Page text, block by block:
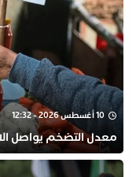
10 أغسطس 2026 - 12:32
معدل التضخم يواصل